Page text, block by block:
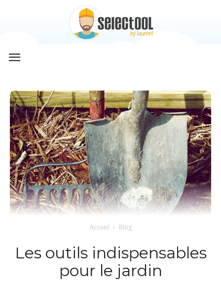
by
Laurent
Accueil Blog
Les outils indispensables
pour le jardin